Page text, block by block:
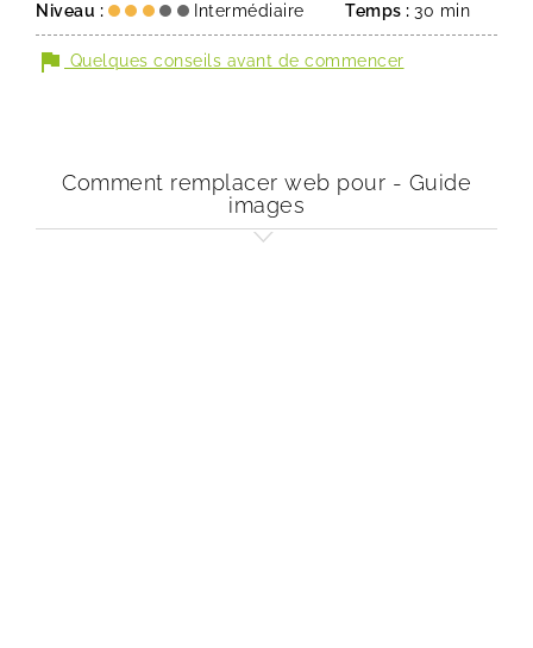
Niveau : Intermédiaire Temps : 30 min
flag Quelques conseils avant de commencer
Comment remplacer web pour - Guide
images